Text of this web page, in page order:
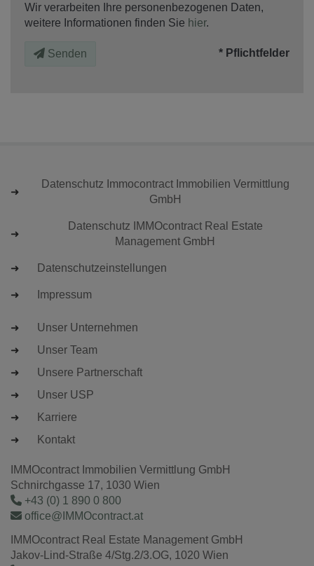
Wir verarbeiten Ihre personenbezogenen Daten,
weitere Informationen finden Sie hier.
Senden * Pflichtfelder
Datenschutz Immocontract Immobilien Vermittlung
GmbH
Datenschutz IMMOcontract Real Estate
Management GmbH
Datenschutzeinstellungen
Impressum
Unser Unternehmen
Unser Team
Unsere Partnerschaft
Unser USP
Karriere
Kontakt
IMMOcontract Immobilien Vermittlung GmbH
Schnirchgasse 17, 1030 Wien
+43 (0) 1 890 0 800
office@IMMOcontract.at
IMMOcontract Real Estate Management GmbH
Jakov-Lind-Straße 4/Stg.2/3.OG, 1020 Wien